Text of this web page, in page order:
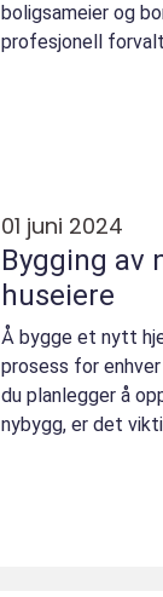
boligsameier og
profesjonell
01 juni 2024
Bygging av
huseiere
Å bygge et nytt
prosess for
du planlegger å
nybygg, er det